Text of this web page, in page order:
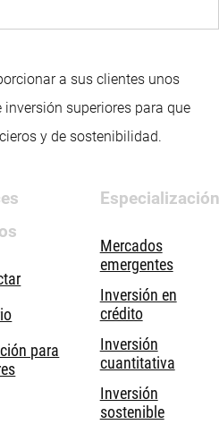
a sus clientes unos
superiores para que
y de sostenibilidad.
para
Especialización
Mercados
emergentes
Inversión en
crédito
Inversión
cuantitativa
Inversión
sostenible